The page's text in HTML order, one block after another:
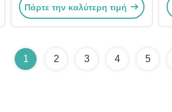
Πάρτε την καλύτερη τιμή
1 2 3 4 5